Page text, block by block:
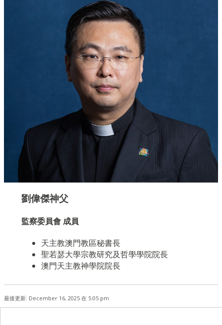
劉偉傑神父
監察委員會 成員
天主教澳門教區秘書長
聖若瑟大學宗教研究及哲學學院院長
澳門天主教神學院院長
最後更新: December 16, 2025 在 5:05 pm